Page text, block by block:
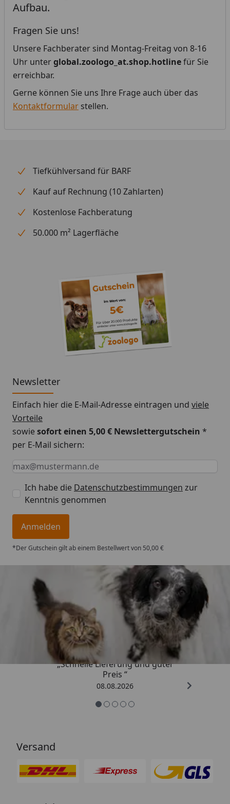
Aufbau.
Fragen Sie uns!
Unsere Fachberater sind Montag-Freitag von 8-16
Uhr unterglobal.zoologo_at.shop.hotlinefür Sie
erreichbar.
Gerne können Sie uns Ihre Frage auch über das
Kontaktformular stellen.
Tiefkühlversand für BARF
Kauf auf Rechnung (10 Zahlarten)
Kostenlose Fachberatung
50.000 m² Lagerfläche
Newsletter
Einfach hier die E-Mail-Adresse eintragen und viele
Vorteile
sowiesofort einen 5,00 € Newslettergutschein *
per E-Mail sichern:
Keine Eingabe erforderlich
Eingabe erforderlich
E-Mail *
Ich habe die Datenschutzbestimmungen zur
Kenntnis genommen
Anmelden
*Der Gutschein gilt ab einem Bestellwert von 50,00 €
Trusted Shops
4,73/ 5
„Schnelle Lieferung und guter
Preis “
08.08.2026
Versand